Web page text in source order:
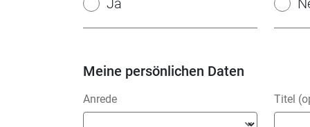
Ja
Meine persönlichen Daten
Anrede Titel